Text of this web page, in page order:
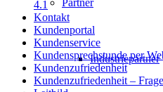
Partner
Industriepartner
4.1
Kontakt
Kundenportal
Kundenservice
Kundensprechstunde per
Kundenzufriedenheit
Kundenzufriedenheit –